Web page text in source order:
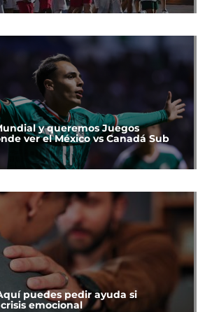
y queremos Juegos
ver el México vs Canadá Sub
puedes pedir ayuda si
emocional